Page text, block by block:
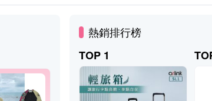
熱銷排行榜
TOP 1